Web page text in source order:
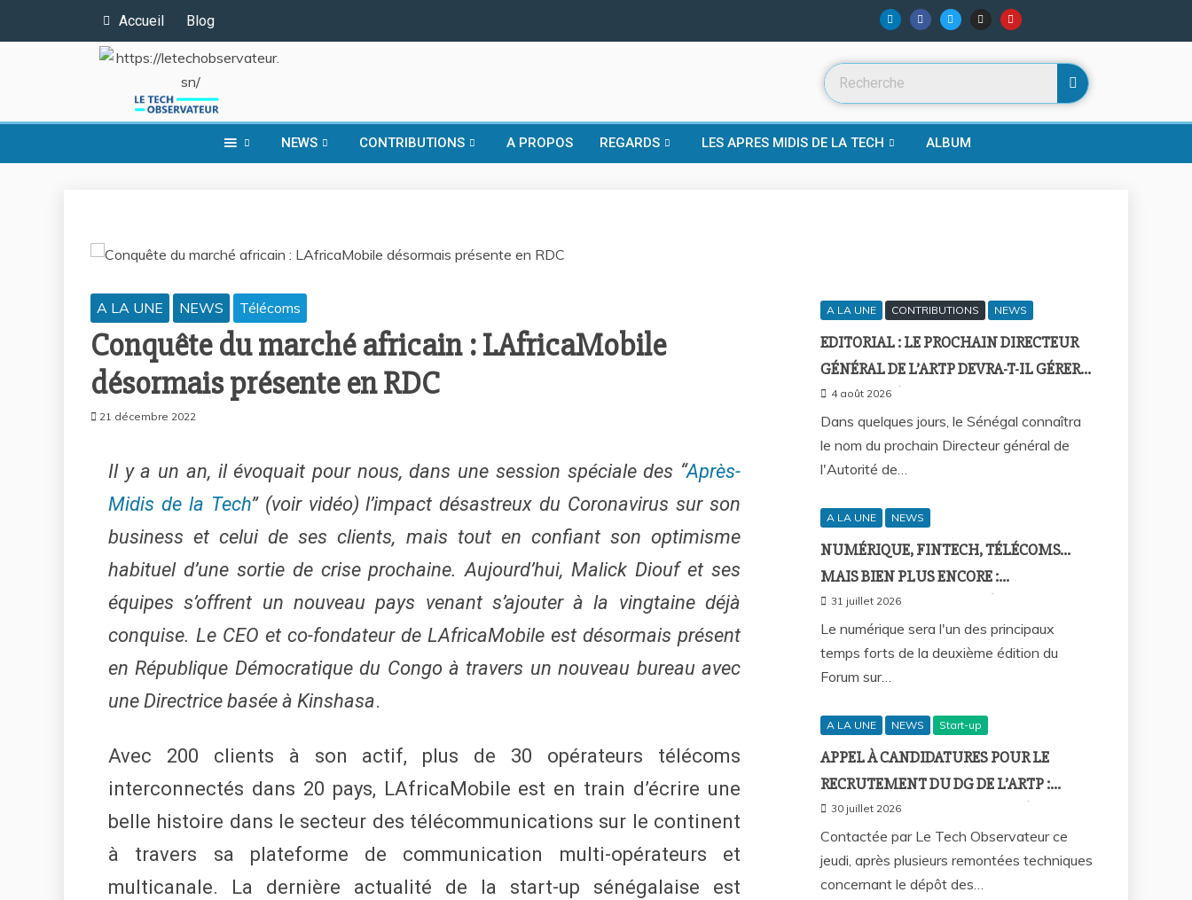
Accueil Blog
NEWS CONTRIBUTIONS A PROPOS REGARDS LES APRES MIDIS DE LA TECH ALBUM
A LA UNE NEWS Télécoms
Conquête du marché africain : LAfricaMobile
désormais présente en RDC
21 décembre 2022
Il y a un an, il évoquait pour nous, dans une session spéciale des “Après-
Midis de la Tech” (voir vidéo) l’impact désastreux du Coronavirus sur son
business et celui de ses clients, mais tout en confiant son optimisme
habituel d’une sortie de crise prochaine. Aujourd’hui, Malick Diouf et ses
équipes s’offrent un nouveau pays venant s’ajouter à la vingtaine déjà
conquise. Le CEO et co-fondateur de LAfricaMobile est désormais présent
en République Démocratique du Congo à travers un nouveau bureau avec
une Directrice basée à Kinshasa.
Avec 200 clients à son actif, plus de 30 opérateurs télécoms
interconnectés dans 20 pays, LAfricaMobile est en train d’écrire une
belle histoire dans le secteur des télécommunications sur le continent
à travers sa plateforme de communication multi-opérateurs et
multicanale. La dernière actualité de la start-up sénégalaise est
A LA UNE CONTRIBUTIONS NEWS
EDITORIAL : LE PROCHAIN DIRECTEUR
GÉNÉRAL DE L’ARTP DEVRA-T-IL GÉRER
LE MARCHÉ D’HIER OU CELUI DE
DEMAIN ?
4 août 2026
Dans quelques jours, le Sénégal connaîtra
le nom du prochain Directeur général de
l'Autorité de…
A LA UNE NEWS
NUMÉRIQUE, FINTECH, TÉLÉCOMS…
MAIS BIEN PLUS ENCORE :
SEPTAFRIQUE GROUPE RÉUNIRA LE
GOTHA DE L’ÉCONOMIE SÉNÉGALAISE
LE 10 AOÛT À DAKAR
31 juillet 2026
Le numérique sera l'un des principaux
temps forts de la deuxième édition du
Forum sur…
A LA UNE NEWS Start-up
APPEL À CANDIDATURES POUR LE
RECRUTEMENT DU DG DE L’ARTP :
SOCIUM DÉFEND LA FIABILITÉ DE SA
PLATEFORME MALGRÉ PLUSIEURS
REMONTÉES TECHNIQUES
30 juillet 2026
Contactée par Le Tech Observateur ce
jeudi, après plusieurs remontées techniques
concernant le dépôt des…